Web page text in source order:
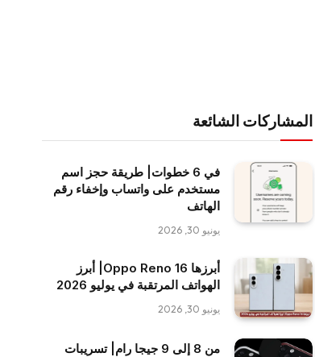
المشاركات الشائعة
في 6 خطوات| طريقة حجز اسم
مستخدم على واتساب وإخفاء رقم
الهاتف
يونيو 30, 2026
أبرزها Oppo Reno 16| أبرز
الهواتف المرتقبة في يوليو 2026
يونيو 30, 2026
من 8 إلى 9 جيجا رام| تسريبات